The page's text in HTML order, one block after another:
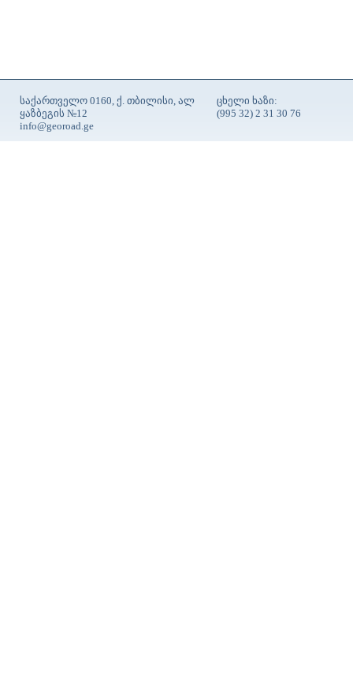
საქართველო 0160, ქ. თბილისი, ალ
ყაზბეგის №12
info@georoad.ge
ცხელი ხაზი:
(995 32) 2 31 30 76